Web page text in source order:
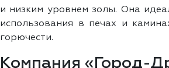
и низким уровнем золы. Она
использования в печах и
горючести.
Компания «Город-